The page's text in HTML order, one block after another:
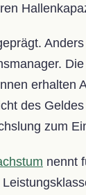
des
zum
nennt